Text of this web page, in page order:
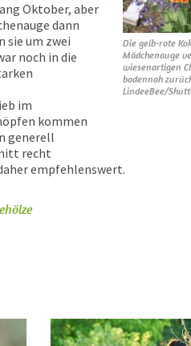
Die gelb-rote
Mädchenauge
wiesenartigen
bodennah
LindeeBee/
Oktober, aber
dann
sie um zwei
noch in die
im
kommen
generell
recht
empfehlenswert.